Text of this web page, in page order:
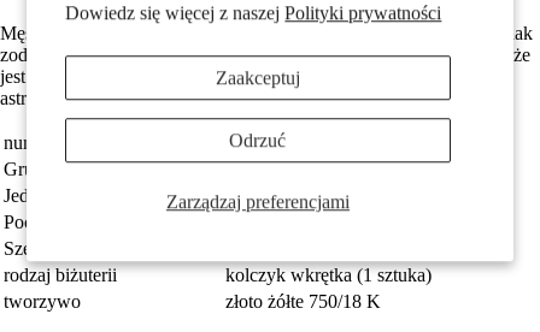
Dowiedz się więcej z naszejPolityki prywatności
Zarządzaj preferencjami
Zaakceptuj
Odrzuć
Męski kolczyk wkrętka wykonany ze złota 750, przedstawiający znak
zodiaku Waga. Precyzyjne wykonanie i unikalny design sprawiają, że
jest to doskonały dodatek dla mężczyzn ceniących styl i symbolikę
astrologiczną. Idealny na prezent lub codzienne noszenie.
numer zamówienia
188188
Grupa docelowa
Mężczyźni
Jednostka
sztuka
Pochodzenie
Szerokość
rodzaj biżuterii
kolczyk wkrętka (1 sztuka)
tworzywo
złoto żółte 750/18 K